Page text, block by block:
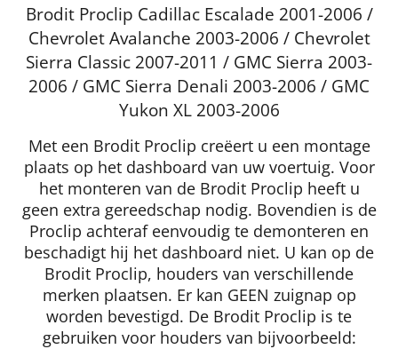
Brodit Proclip Cadillac Escalade 2001-2006 /
Chevrolet Avalanche 2003-2006 / Chevrolet
Sierra Classic 2007-2011 / GMC Sierra 2003-
2006 / GMC Sierra Denali 2003-2006 / GMC
Yukon XL 2003-2006
Met een Brodit Proclip creëert u een montage
plaats op het dashboard van uw voertuig. Voor
het monteren van de Brodit Proclip heeft u
geen extra gereedschap nodig. Bovendien is de
Proclip achteraf eenvoudig te demonteren en
beschadigt hij het dashboard niet. U kan op de
Brodit Proclip, houders van verschillende
merken plaatsen. Er kan GEEN zuignap op
worden bevestigd. De Brodit Proclip is te
gebruiken voor houders van bijvoorbeeld: